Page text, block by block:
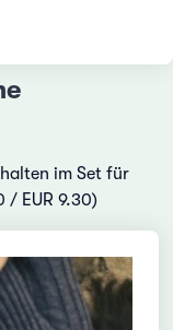
im Set für
/ EUR 9.30)